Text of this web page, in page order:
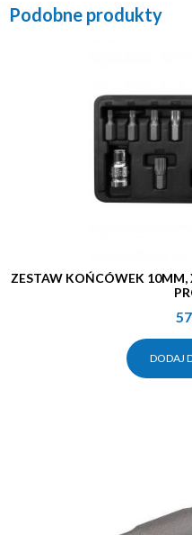
Podobne produkty
ZESTAW KOŃCÓWEK 10MM, XZN M5-M12, L=30/75MM, 11SZT.
DODAJ